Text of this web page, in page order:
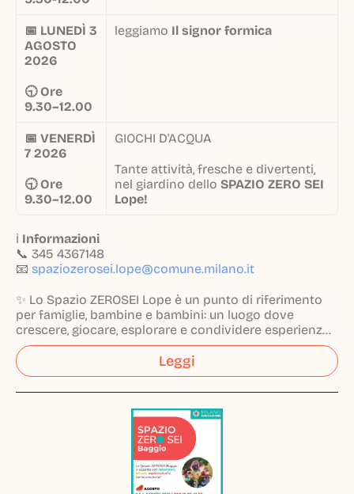
📅 LUNEDÌ 3
AGOSTO
2026
🕤 Ore
9.30–12.00
leggiamo Il signor formica
📅 VENERDÌ
7 2026
🕤 Ore
9.30–12.00
GIOCHI D'ACQUA
Tante attività, fresche e divertenti,
nel giardino dello SPAZIO ZERO SEI
Lope!
ℹ️ Informazioni
📞 345 4367148
📧 spaziozerosei.lope@comune.milano.it
✨ Lo Spazio ZEROSEI Lope è un punto di riferimento
per famiglie, bambine e bambini: un luogo dove
crescere, giocare, esplorare e condividere esperienze
insieme! 🌟
Leggi